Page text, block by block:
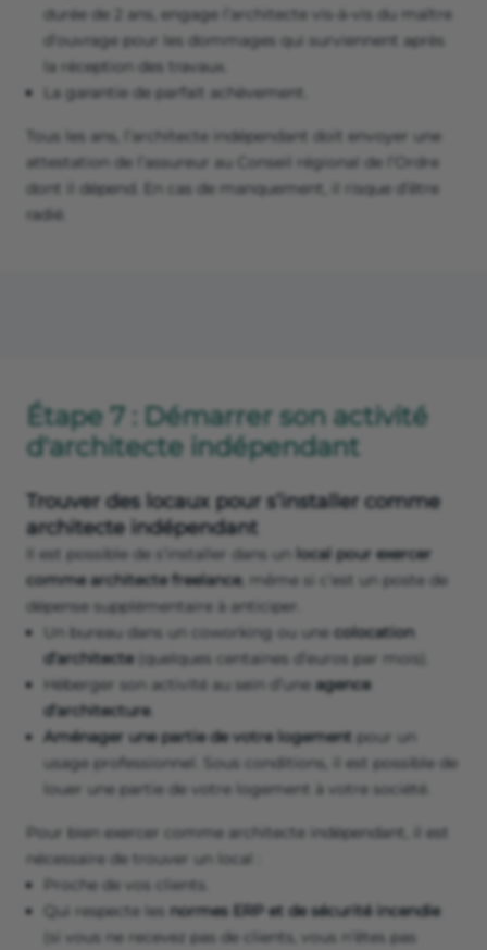
durée de 2 ans, engage l’architecte vis-à-vis du maître
d’ouvrage pour les dommages qui surviennent après
la réception des travaux.
La garantie de parfait achèvement.
Tous les ans, l’architecte indépendant doit envoyer une
attestation de l’assureur au Conseil régional de l’Ordre
dont il dépend. En cas de manquement, il risque d’être
radié.
Étape 7 : Démarrer son activité
d'architecte indépendant
Trouver des locaux pour s’installer comme
architecte indépendant
Il est possible de s’installer dans un local pour exercer
comme architecte freelance, même si c’est un poste de
dépense supplémentaire à anticiper.
Un bureau dans un coworking ou une colocation
d’architecte(quelques centaines d’euros par mois).
Héberger son activité au sein d’une agence
d’architecture.
Aménager une partie de votre logement pour un
usage professionnel. Sous conditions, il est possible de
louer une partie de votre logement à votre société.
Pour bien exercer comme architecte indépendant, il est
nécessaire de trouver un local :
Proche de vos clients.
Qui respecte les normes ERP et de sécurité incendie
(si vous ne recevez pas de clients, vous n’êtes pas